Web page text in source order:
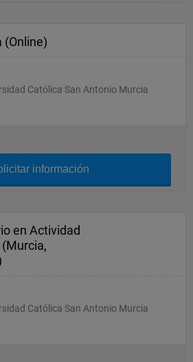
(Online)
Católica San Antonio Murcia
información
en Actividad
Católica San Antonio Murcia